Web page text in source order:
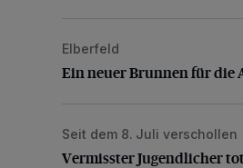
Ein neuer Brunnen für die
Elberfeld
Ein neuer Brunnen für die
Vermisster Jugendlicher tot
Seit dem 8. Juli verschollen
Vermisster Jugendlicher